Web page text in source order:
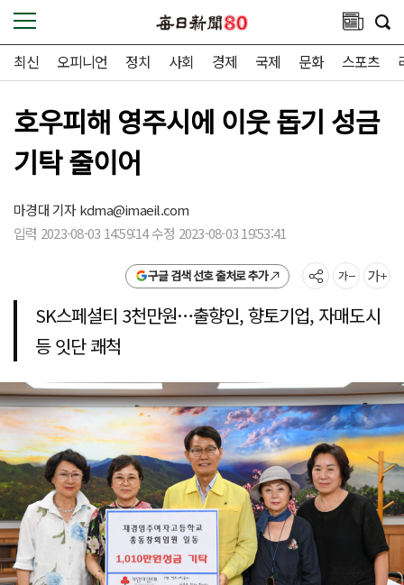
최신 오피니언 정치 사회 경제 국제 문화 스포츠
호우피해 영주시에 이웃 돕기 성금
기탁 줄이어
마경대 기자kdma@imaeil.com
입력 2023-08-03 14:59:14 수정 2023-08-03 19:53:41
구글 검색 선호 출처로 추가
SK스페셜티 3천만원…출향인, 향토기업, 자매도시
등 잇단 쾌척